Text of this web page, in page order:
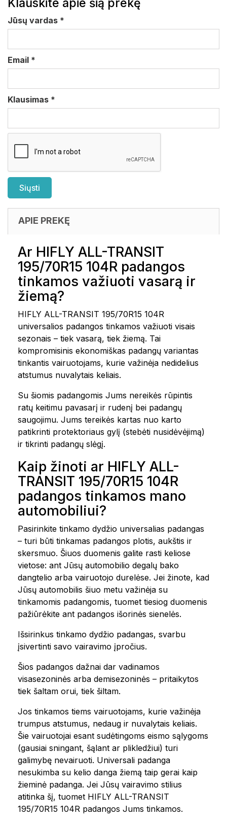
Klauskite apie šią prekę
Jūsų vardas *
Email *
Klausimas *
APIE PREKĘ
Ar HIFLY ALL-TRANSIT
195/70R15 104R padangos
tinkamos važiuoti vasarą ir
žiemą?
HIFLY ALL-TRANSIT 195/70R15 104R
universalios padangos tinkamos važiuoti visais
sezonais – tiek vasarą, tiek žiemą. Tai
kompromisinis ekonomiškas padangų variantas
tinkantis vairuotojams, kurie važinėja nedidelius
atstumus nuvalytais keliais.
Su šiomis padangomis Jums nereikės rūpintis
ratų keitimu pavasarį ir rudenį bei padangų
saugojimu. Jums tereikės kartas nuo karto
patikrinti protektoriaus gylį (stebėti nusidėvėjimą)
ir tikrinti padangų slėgį.
Kaip žinoti ar HIFLY ALL-
TRANSIT 195/70R15 104R
padangos tinkamos mano
automobiliui?
Pasirinkite tinkamo dydžio universalias padangas
– turi būti tinkamas padangos plotis, aukštis ir
skersmuo. Šiuos duomenis galite rasti keliose
vietose: ant Jūsų automobilio degalų bako
dangtelio arba vairuotojo durelėse. Jei žinote, kad
Jūsų automobilis šiuo metu važinėja su
tinkamomis padangomis, tuomet tiesiog duomenis
pažiūrėkite ant padangos išorinės sienelės.
Išsirinkus tinkamo dydžio padangas, svarbu
įsivertinti savo vairavimo įpročius.
Šios padangos dažnai dar vadinamos
visasezoninės arba demisezoninės – pritaikytos
tiek šaltam orui, tiek šiltam.
Jos tinkamos tiems vairuotojams, kurie važinėja
trumpus atstumus, nedaug ir nuvalytais keliais.
Šie vairuotojai esant sudėtingoms eismo sąlygoms
(gausiai sningant, šąlant ar plikledžiui) turi
galimybę nevairuoti. Universali padanga
nesukimba su kelio danga žiemą taip gerai kaip
žieminė padanga. Jei Jūsų vairavimo stilius
atitinka šį, tuomet HIFLY ALL-TRANSIT
195/70R15 104R padangos Jums tinkamos.